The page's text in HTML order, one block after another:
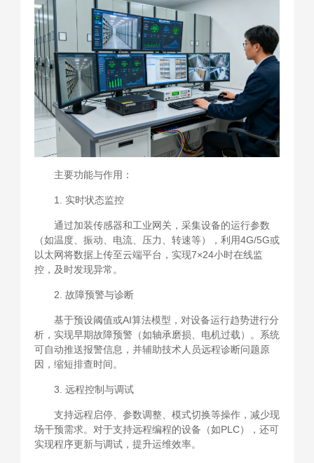
主要功能与作用：
1. 实时状态监控
通过加装传感器和工业网关，采集设备的运行参数
（如温度、振动、电流、压力、转速等），利用4G/5G或
以太网将数据上传至云端平台，实现7×24小时在线监
控，及时发现异常。
2. 故障预警与诊断
基于预设阈值或AI算法模型，对设备运行趋势进行分
析，实现早期故障预警（如轴承磨损、电机过载）。系统
可自动推送报警信息，并辅助技术人员远程诊断问题原
因，缩短排查时间。
3. 远程控制与调试
支持远程启停、参数调整、模式切换等操作，减少现
场干预需求。对于支持远程编程的设备（如PLC），还可
实现程序更新与调试，提升运维效率。